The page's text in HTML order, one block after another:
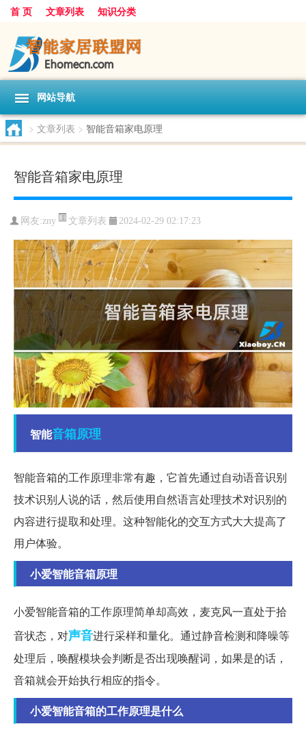
首 页 文章列表 知识分类
网站导航
> 文章列表 > 智能音箱家电原理
智能音箱家电原理
网友:zny 文章列表 2024-02-29 02:17:23
智能音箱原理
智能音箱的工作原理非常有趣，它首先通过自动语音识别
技术识别人说的话，然后使用自然语言处理技术对识别的
内容进行提取和处理。这种智能化的交互方式大大提高了
用户体验。
小爱智能音箱原理
小爱智能音箱的工作原理简单却高效，麦克风一直处于拾
音状态，对声音进行采样和量化。通过静音检测和降噪等
处理后，唤醒模块会判断是否出现唤醒词，如果是的话，
音箱就会开始执行相应的指令。
小爱智能音箱的工作原理是什么